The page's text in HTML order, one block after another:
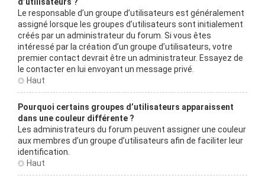
Le responsable d’un groupe d’utilisateurs est généralement
assigné lorsque les groupes d’utilisateurs sont initialement
créés par un administrateur du forum. Si vous êtes
intéressé par la création d’un groupe d’utilisateurs, votre
premier contact devrait être un administrateur. Essayez de
le contacter en lui envoyant un message privé.
Haut
Pourquoi certains groupes d’utilisateurs apparaissent
dans une couleur différente ?
Les administrateurs du forum peuvent assigner une couleur
aux membres d’un groupe d’utilisateurs afin de faciliter leur
identification.
Haut